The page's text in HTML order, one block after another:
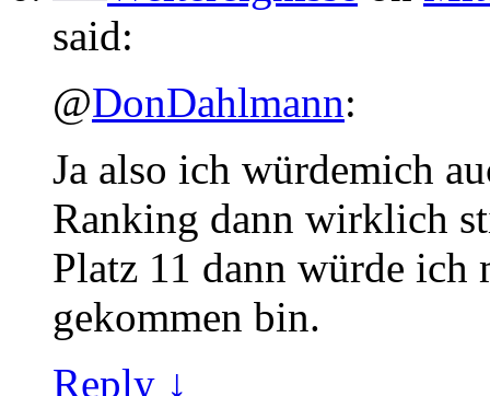
said:
@DonDahlmann:
Ja also ich würdemich
Ranking dann wirklich
Platz 11 dann würde ich
gekommen bin.
Reply ↓